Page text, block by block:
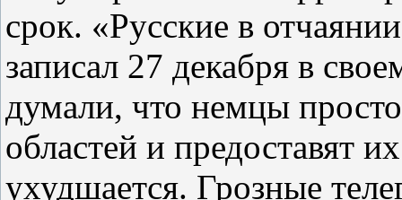
срок. «Русские в
записал 27 декабря в
думали, что немцы
областей и предоставят
ухудшается. Грозные